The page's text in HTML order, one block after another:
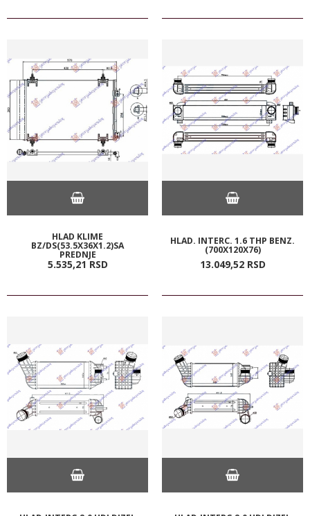
HLAD KLIME
BZ/DS(53.5X36X1.2)SA
PREDNJE
5.535,21 RSD
HLAD. INTERC. 1.6 THP BENZ.
(700X120X76)
13.049,52 RSD